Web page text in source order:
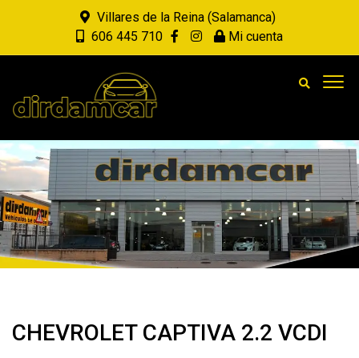
Villares de la Reina (Salamanca)
606 445 710
Mi cuenta
CHEVROLET CAPTIVA 2.2 VCDI